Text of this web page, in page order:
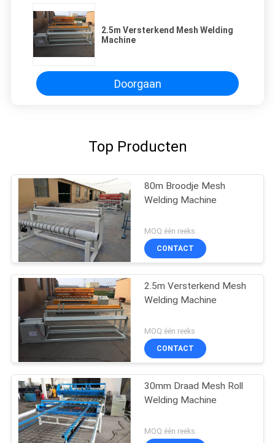
2.5m Versterkend Mesh Welding
Machine
Doorgaan
Top Producten
80m Broodje Mesh
Welding Machine
MOQ:één reeks
CONTACT
2.5m Versterkend Mesh
Welding Machine
MOQ:één reeks
CONTACT
30mm Draad Mesh Roll
Welding Machine
MOQ:één reeks